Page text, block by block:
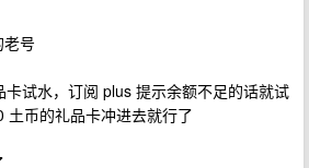
号
试水，订阅 plus 提示余额不足的话就试
土币的礼品卡冲进去就行了